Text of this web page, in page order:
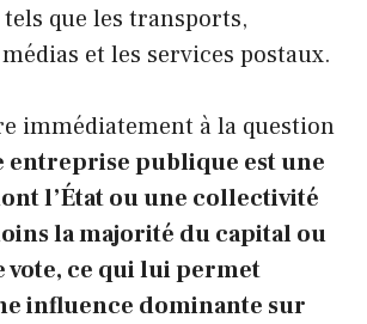
que les transports,
et les services postaux.
immédiatement à la question
entreprise publique est une
l’État ou une collectivité
la majorité du capital ou
vote, ce qui lui permet
influence dominante sur